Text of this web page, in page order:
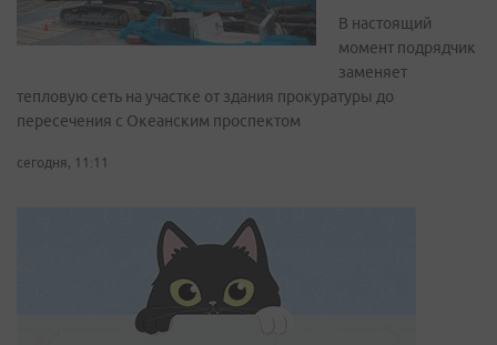
В настоящий
момент подрядчик
заменяет
тепловую сеть на участке от здания прокуратуры до
пересечения с Океанским проспектом
сегодня, 11:11